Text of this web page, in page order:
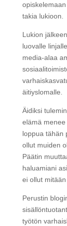
takia lukioon.
Lukion
luovalle
media-alaa
äitiyslomalle.
Äidiksi
elämä
loppua tähän
ollut muiden
Päätin
haluamiani
ei ollut
Perustin
työtön